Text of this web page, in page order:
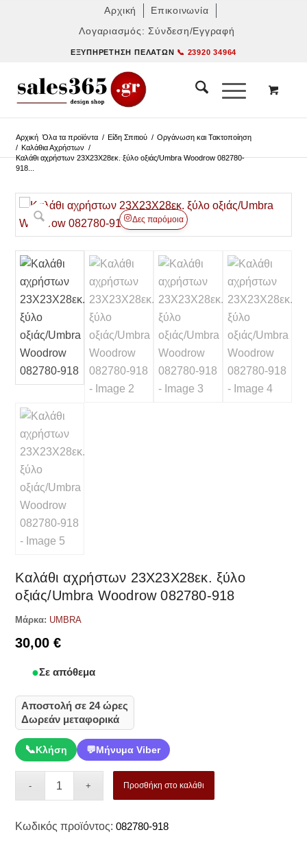
Αρχική
Επικοινωνία
Λογαριασμός: Σύνδεση/Εγγραφή
ΕΞΥΠΗΡΈΤΗΣΗ ΠΕΛΑΤΏΝ 📞 23920 34964
Αρχική Όλα τα προϊόντα / Είδη Σπιτιού / Οργάνωση και Τακτοποίηση
/ Καλάθια Αχρήστων
/
Καλάθι αχρήστων 23Χ23Χ28εκ. ξύλο οξιάς/Umbra Woodrow 082780-
918...
Δες παρόμοια
Καλάθι αχρήστων 23Χ23Χ28εκ. ξύλο
οξιάς/Umbra Woodrow 082780-918
Μάρκα: UMBRA
30,00€
Σε απόθεμα
Αποστολή σε 24 ώρες
Δωρεάν μεταφορικά
📞Κλήση 💬Μήνυμα Viber
Προσθήκη στο καλάθι
Κωδικός προϊόντος: 082780-918